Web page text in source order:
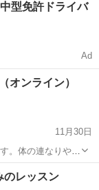
、英語でクッキ
型免許ドライバ
Ad
オンライン）
11月30日
。体の連なりや連
のレッスン